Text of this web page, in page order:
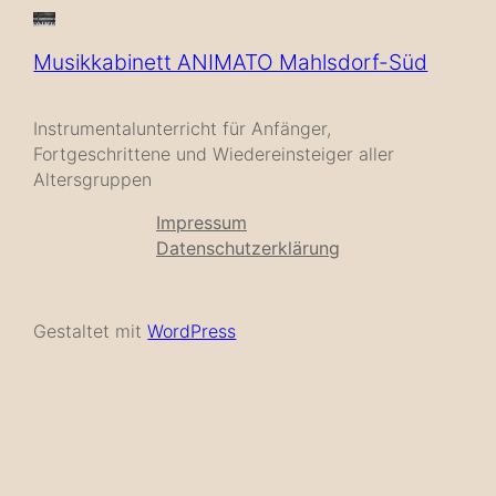
Musikkabinett ANIMATO Mahlsdorf-Süd
Instrumentalunterricht für Anfänger,
Fortgeschrittene und Wiedereinsteiger aller
Altersgruppen
Impressum
Datenschutzerklärung
Gestaltet mitWordPress